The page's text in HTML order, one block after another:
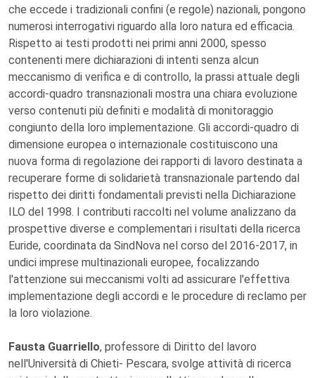
che eccede i tradizionali confini (e regole) nazionali, pongono
numerosi interrogativi riguardo alla loro natura ed efficacia.
Rispetto ai testi prodotti nei primi anni 2000, spesso
contenenti mere dichiarazioni di intenti senza alcun
meccanismo di verifica e di controllo, la prassi attuale degli
accordi-quadro transnazionali mostra una chiara evoluzione
verso contenuti più definiti e modalità di monitoraggio
congiunto della loro implementazione. Gli accordi-quadro di
dimensione europea o internazionale costituiscono una
nuova forma di regolazione dei rapporti di lavoro destinata a
recuperare forme di solidarietà transnazionale partendo dal
rispetto dei diritti fondamentali previsti nella Dichiarazione
ILO del 1998. I contributi raccolti nel volume analizzano da
prospettive diverse e complementari i risultati della ricerca
Euride, coordinata da SindNova nel corso del 2016-2017, in
undici imprese multinazionali europee, focalizzando
l'attenzione sui meccanismi volti ad assicurare l'effettiva
implementazione degli accordi e le procedure di reclamo per
la loro violazione.
Fausta Guarriello, professore di Diritto del lavoro
nell'Università di Chieti- Pescara, svolge attività di ricerca